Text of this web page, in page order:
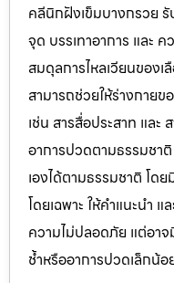
คลีนิกฝังเข็มบางกรวย
จุด บรรเทาอาการ และ
สมดุลการไหลเวียนของ
สามารถช่วยให้ร่างกายข
เช่น สารสื่อประสาท และ
อาการปวดตามธรรมชา
เองได้ตามธรรมชาติ โด
โดยเฉพาะ ให้คำแนะนำ
ความไม่ปลอดภัย แต่อา
ช้ำหรืออาการปวดเล็กน้